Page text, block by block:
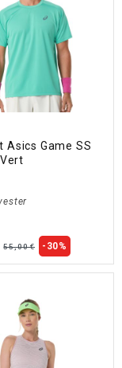
Asics Game SS
55,00 € -30%